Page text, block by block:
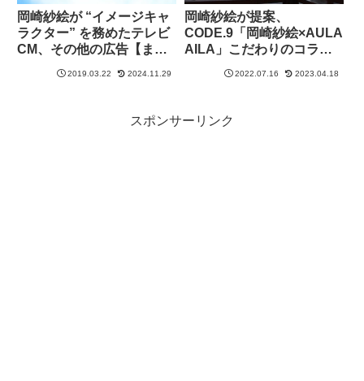
岡崎紗絵が “イメージキャ
ラクター” を務めたテレビ
CM、その他の広告【まと
2019.03.22 2024.11.29
岡崎紗絵が提案、
CODE.9「岡崎紗絵×AULA
AILA」こだわりのコラボ
2022.07.16 2023.04.18
スポンサーリンク